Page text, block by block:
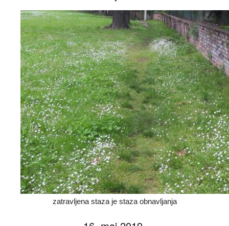
zatravljena staza je staza obnavljanja